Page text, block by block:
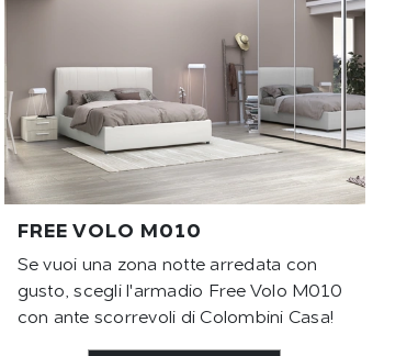
FREE VOLO M010
Se vuoi una zona notte arredata con
gusto, scegli l'armadio Free Volo M010
con ante scorrevoli di Colombini Casa!